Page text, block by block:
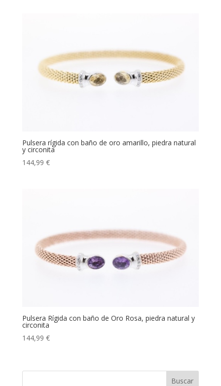
Pulsera rígida con baño de oro amarillo, piedra natural
y circonita
144,99 €
Pulsera Rígida con baño de Oro Rosa, piedra natural y
circonita
144,99 €
Buscar